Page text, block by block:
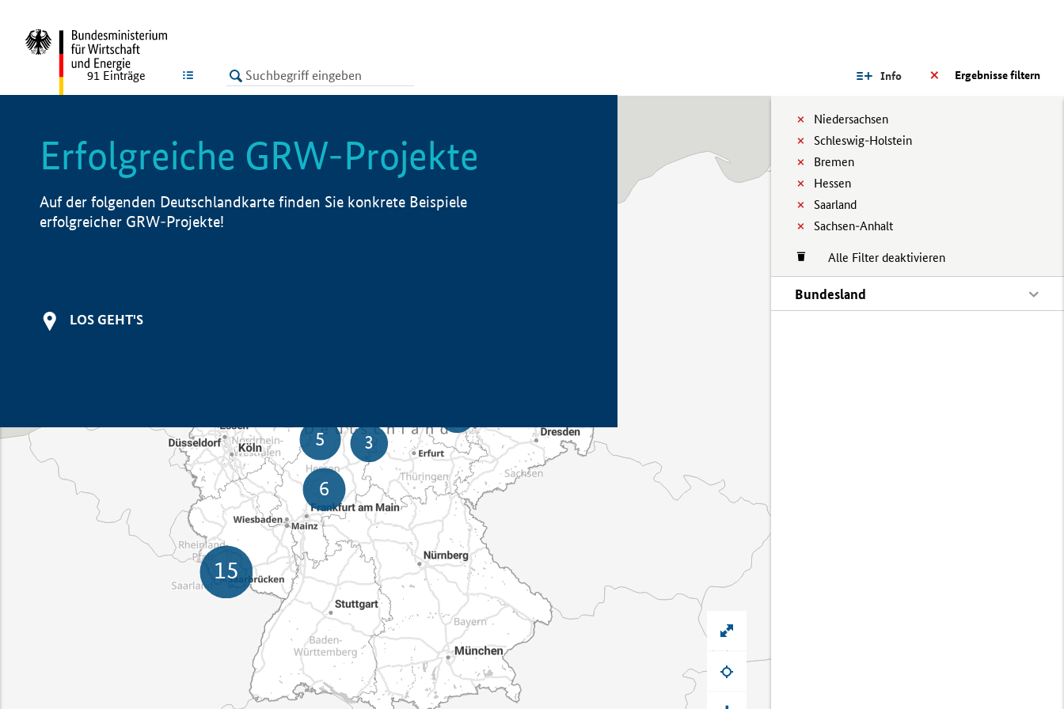
LISTE Ergebnisse filtern
Info
Niedersachsen
Schleswig-Holstein
Bremen
Hessen
Saarland
Sachsen-Anhalt
Alle Filter deaktivieren
Bundesland
91 Einträge
Erfolgreiche GRW-Projekte
Auf der folgenden Deutschlandkarte finden Sie konkrete Beispiele
erfolgreicher GRW-Projekte!
LOS GEHT'S